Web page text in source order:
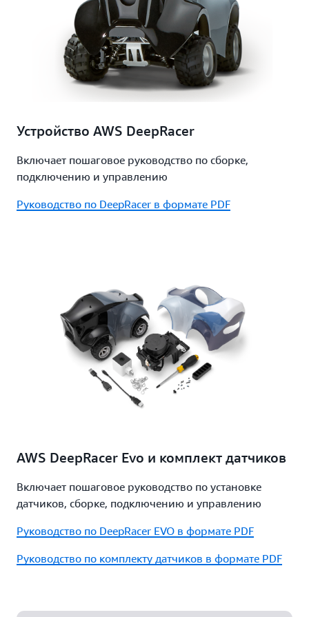
Устройство AWS DeepRacer
Включает пошаговое руководство по сборке,
подключению и управлению
Руководство по DeepRacer в формате PDF
AWS DeepRacer Evo и комплект датчиков
Включает пошаговое руководство по установке
датчиков, сборке, подключению и управлению
Руководство по DeepRacer EVO в формате PDF
Руководство по комплекту датчиков в формате PDF